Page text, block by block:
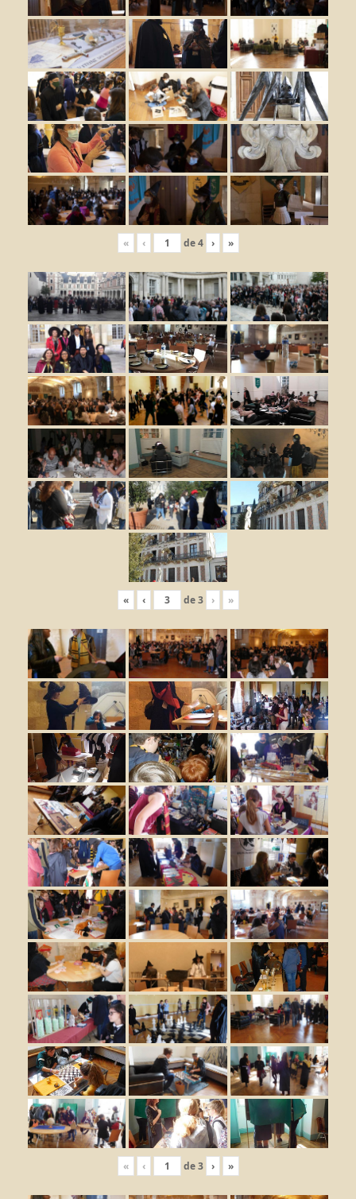
« ‹ de4 › »
« ‹ de3 › »
« ‹ de3 › »